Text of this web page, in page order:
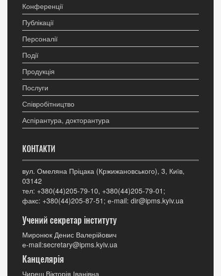
Конференції
Публікації
Персоналії
Події
Продукція
Послуги
Співробітництво
Аспірантура, докторантура
КОНТАКТИ
вул. Омеляна Пріцака (Кржижановського), 3, Київ,
03142
тел: +380(44)205-79-10, +380(44)205-79-01;
факс: +380(44)205-87-51; е-mail: dir@ipms.kyiv.ua
Учений секретар інституту
Миронюк Денис Валерійович
е-mail:secretary@ipms.kyiv.ua
Канцелярія
Чиреш Вікторія Іванівна